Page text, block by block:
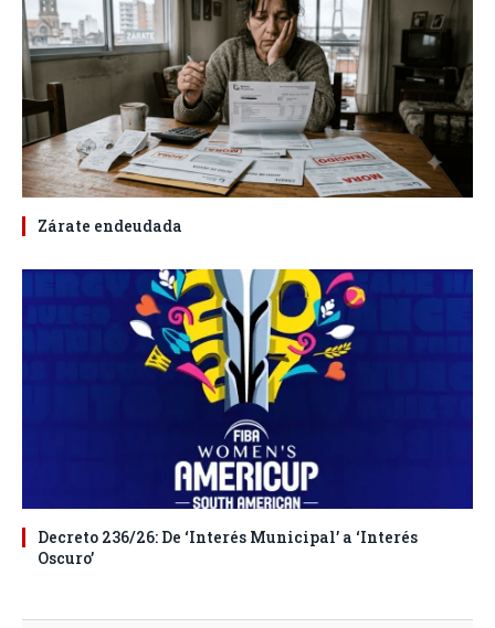
Zárate endeudada
Decreto 236/26: De ‘Interés Municipal’ a ‘Interés
Oscuro’